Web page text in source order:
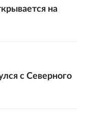
на
с Северного